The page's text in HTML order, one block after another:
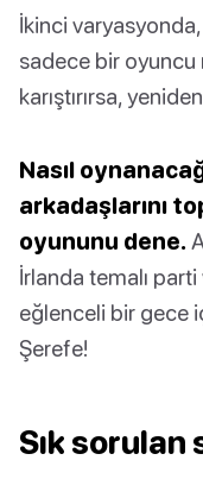
İkinci
sadece bir oyuncu
karıştırırsa,
Nasıl
arkadaşlarını
oyununu dene.
İrlanda temalı
eğlenceli bir gece
Şerefe!
Sık sorulan